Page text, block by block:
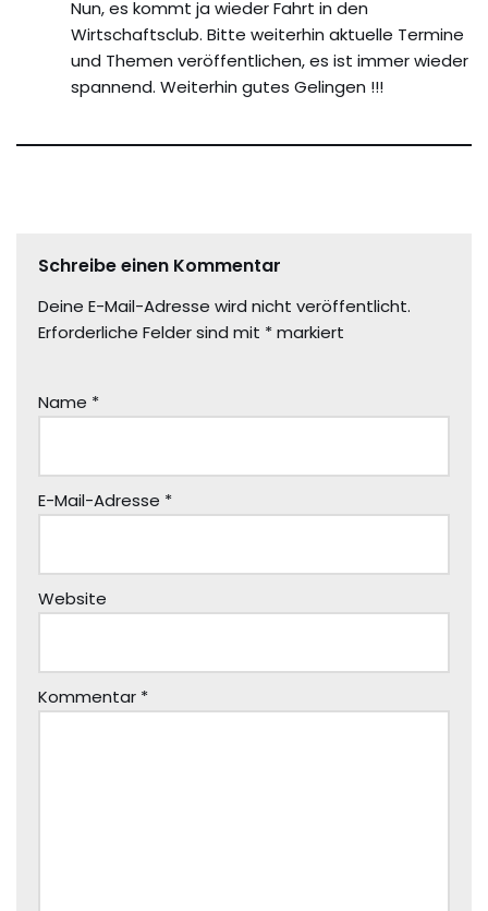
Nun, es kommt ja wieder Fahrt in den
Wirtschaftsclub. Bitte weiterhin aktuelle Termine
und Themen veröffentlichen, es ist immer wieder
spannend. Weiterhin gutes Gelingen !!!
Schreibe einen Kommentar
Deine E-Mail-Adresse wird nicht veröffentlicht.
Erforderliche Felder sind mit *markiert
Name *
E-Mail-Adresse *
Website
Kommentar *